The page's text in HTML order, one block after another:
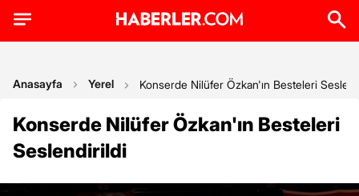
Anasayfa Yerel Konserde Nilüfer Özkan'ın Besteleri
Konserde Nilüfer Özkan'ın Besteleri
Seslendirildi